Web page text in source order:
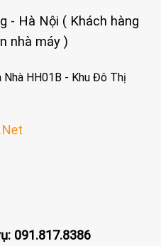
- Hà Nội ( Khách hàng
nhà máy )
Nhà HH01B - Khu Đô Thị
091.817.8386